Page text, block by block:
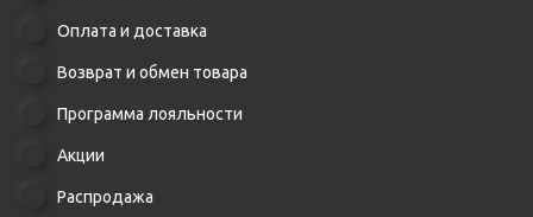
Оплата и доставка
Возврат и обмен товара
Программа лояльности
Акции
Распродажа